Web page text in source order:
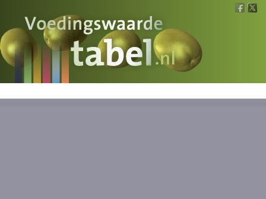
Voedingswaarde
Wat is wat?